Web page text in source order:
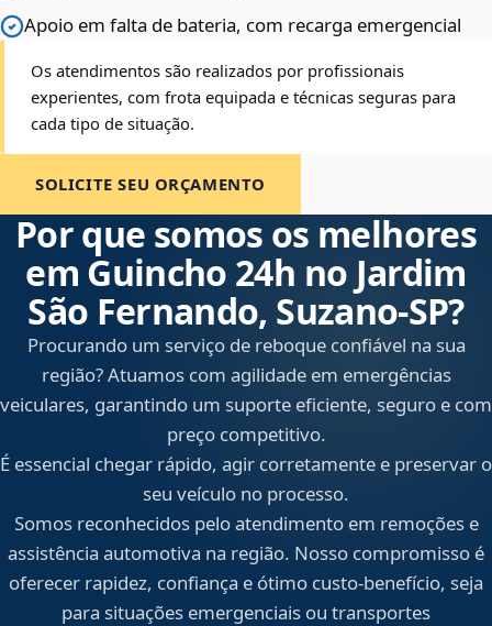
Apoio em falta de bateria, com recarga emergencial
Os atendimentos são realizados por profissionais
experientes, com frota equipada e técnicas seguras para
cada tipo de situação.
SOLICITE SEU ORÇAMENTO
Por que somos os melhores
em Guincho 24h no Jardim
São Fernando, Suzano‑SP?
Procurando um serviço de reboque confiável na sua
região? Atuamos com agilidade em emergências
veiculares, garantindo um suporte eficiente, seguro e com
preço competitivo.
É essencial chegar rápido, agir corretamente e preservar o
seu veículo no processo.
Somos reconhecidos pelo atendimento em remoções e
assistência automotiva na região. Nosso compromisso é
oferecer rapidez, confiança e ótimo custo-benefício, seja
para situações emergenciais ou transportes